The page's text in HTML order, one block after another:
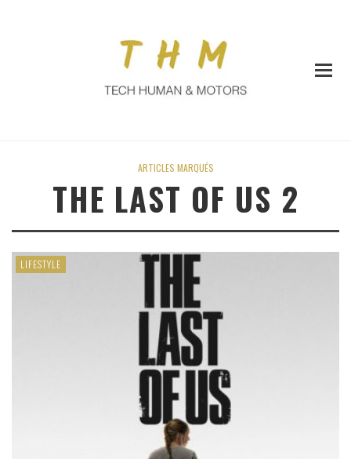
ARTICLES MARQUÉS
THE LAST OF US 2
LIFESTYLE